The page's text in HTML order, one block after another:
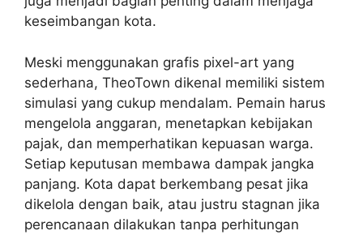
keseimbangan kota.
Meski menggunakan grafis pixel-art yang
sederhana, TheoTown dikenal memiliki sistem
simulasi yang cukup mendalam. Pemain harus
mengelola anggaran, menetapkan kebijakan
pajak, dan memperhatikan kepuasan warga.
Setiap keputusan membawa dampak jangka
panjang. Kota dapat berkembang pesat jika
dikelola dengan baik, atau justru stagnan jika
perencanaan dilakukan tanpa perhitungan